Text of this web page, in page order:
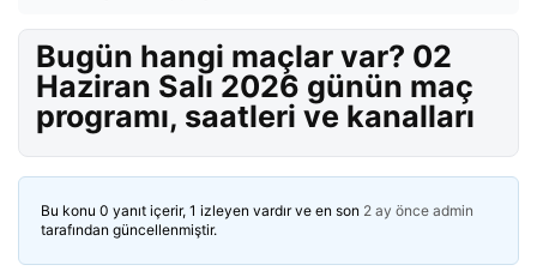
Bugün hangi maçlar var? 02
Haziran Salı 2026 günün maç
programı, saatleri ve kanalları
Bu konu 0 yanıt içerir, 1 izleyen vardır ve en son 2 ay önce admin
tarafından güncellenmiştir.